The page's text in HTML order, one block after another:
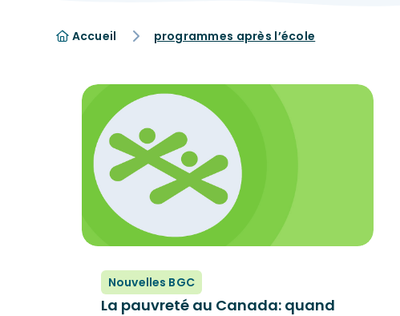
Accueil programmes après l’école
Nouvelles BGC
La pauvreté au Canada: quand